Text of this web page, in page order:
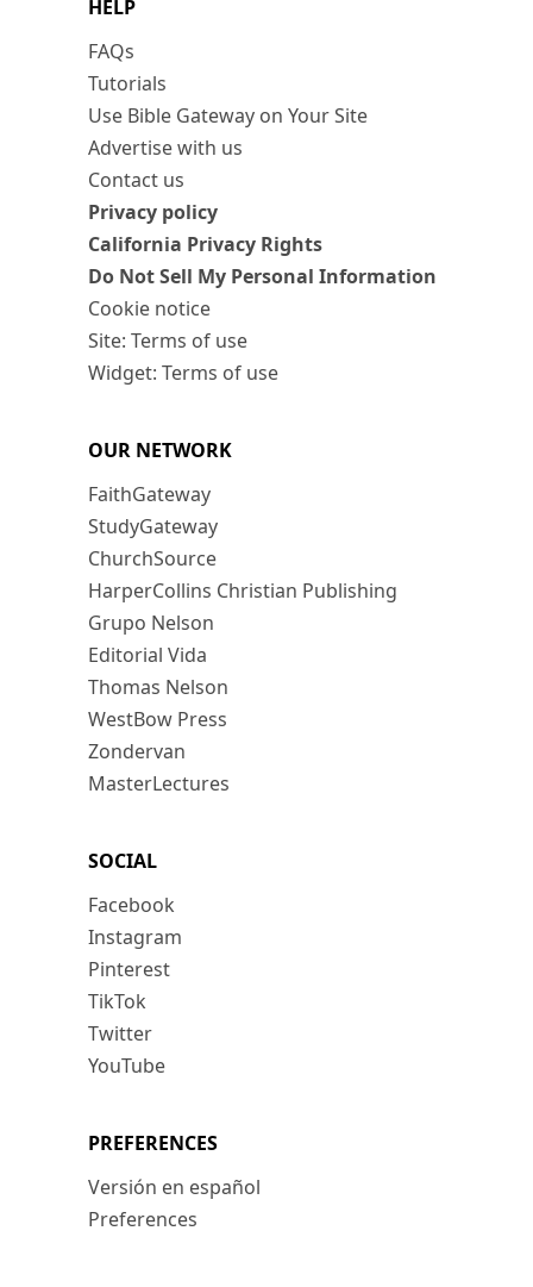
HELP
FAQs
Tutorials
Use Bible Gateway on Your Site
Advertise with us
Contact us
Privacy policy
California Privacy Rights
Do Not Sell My Personal Information
Cookie notice
Site: Terms of use
Widget: Terms of use
OUR NETWORK
FaithGateway
StudyGateway
ChurchSource
HarperCollins Christian Publishing
Grupo Nelson
Editorial Vida
Thomas Nelson
WestBow Press
Zondervan
MasterLectures
SOCIAL
Facebook
Instagram
Pinterest
TikTok
Twitter
YouTube
PREFERENCES
Versión en español
Preferences